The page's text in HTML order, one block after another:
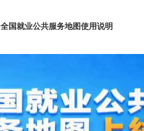
全国就业公共服务地图使用说明